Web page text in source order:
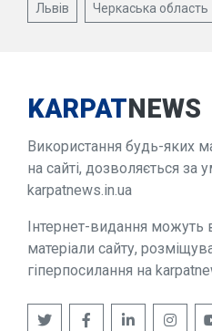
Львів Черкаська область
KARPATNEWS
Використання будь-яких
на сайті, дозволяється за
karpatnews.in.ua
Інтернет-видання можуть
матеріали сайту,
гіперпосилання на